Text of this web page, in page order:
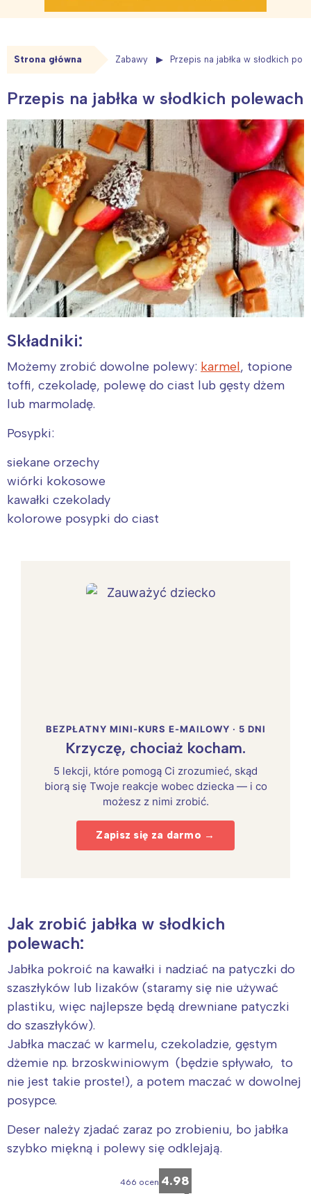
Strona główna Zabawy Przepis na jabłka w słodkich
Przepis na jabłka w słodkich polewach
Składniki:
Możemy zrobić dowolne polewy: karmel, topione
toffi, czekoladę, polewę do ciast lub gęsty dżem
lub marmoladę.
Posypki:
siekane orzechy
wiórki kokosowe
kawałki czekolady
kolorowe posypki do ciast
BEZPŁATNY MINI-KURS E-MAILOWY · 5 DNI
Krzyczę, chociaż kocham.
5 lekcji, które pomogą Ci zrozumieć, skąd
biorą się Twoje reakcje wobec dziecka — i co
możesz z nimi zrobić.
Zapisz się za darmo →
Jak zrobić jabłka w słodkich
polewach:
Jabłka pokroić na kawałki i nadziać na patyczki do
szaszłyków lub lizaków (staramy się nie używać
plastiku, więc najlepsze będą drewniane patyczki
do szaszłyków).
Jabłka maczać w karmelu, czekoladzie, gęstym
dżemie np. brzoskwiniowym (będzie spływało, to
nie jest takie proste!), a potem maczać w dowolnej
posypce.
Deser należy zjadać zaraz po zrobieniu, bo jabłka
szybko miękną i polewy się odklejają.
466 ocen 4.98